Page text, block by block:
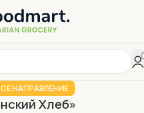
НАПРАВЛЕНИЕ
Хлеб»